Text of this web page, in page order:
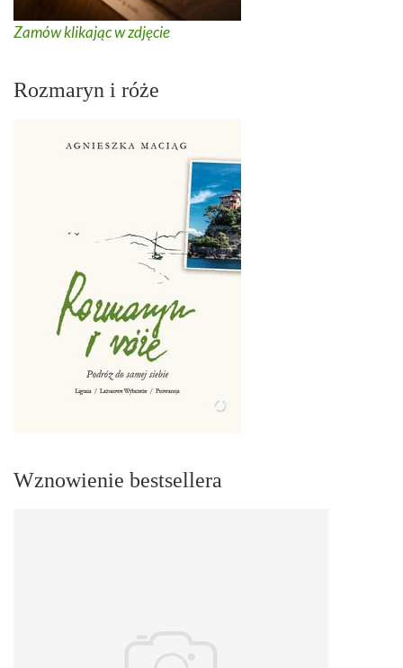
Zamów klikając w zdjęcie
Rozmaryn i róże
Wznowienie bestsellera